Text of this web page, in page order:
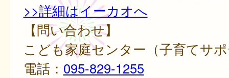
>>詳細はイーカオへ
【問い合わせ】
こども家庭センター（子育てサ
電話： 095-829-1255